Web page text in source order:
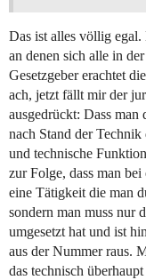
Das ist alles völlig
an denen sich alle in
Gesetzgeber erachtet
ach, jetzt fällt mir der
ausgedrückt: Dass man
nach Stand der
und technische
zur Folge, dass man
eine Tätigkeit die man
sondern man muss nur
umgesetzt hat und ist
aus der Nummer raus.
das technisch